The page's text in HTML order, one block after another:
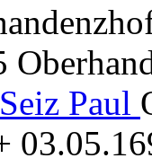
Seiz Paul